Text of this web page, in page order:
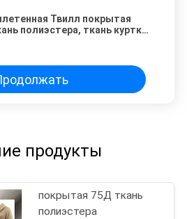
Твилл покрытая
полиэстера, ткань куртки
продукты
покрытая 75Д ткань
полиэстера